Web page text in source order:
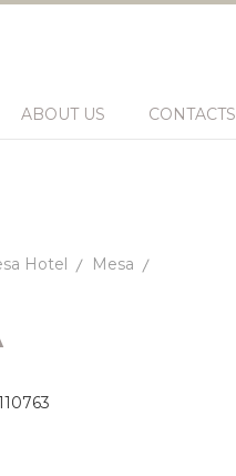
ABOUT US CONTACTS
Hotel Mesa